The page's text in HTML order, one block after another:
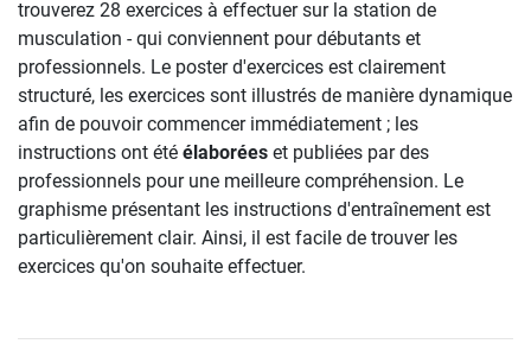
trouverez 28 exercices à effectuer sur la station de
musculation - qui conviennent pour débutants et
professionnels. Le poster d'exercices est clairement
structuré, les exercices sont illustrés de manière dynamique
afin de pouvoir commencer immédiatement ; les
instructions ont été élaborées et publiées par des
professionnels pour une meilleure compréhension. Le
graphisme présentant les instructions d'entraînement est
particulièrement clair. Ainsi, il est facile de trouver les
exercices qu'on souhaite effectuer.